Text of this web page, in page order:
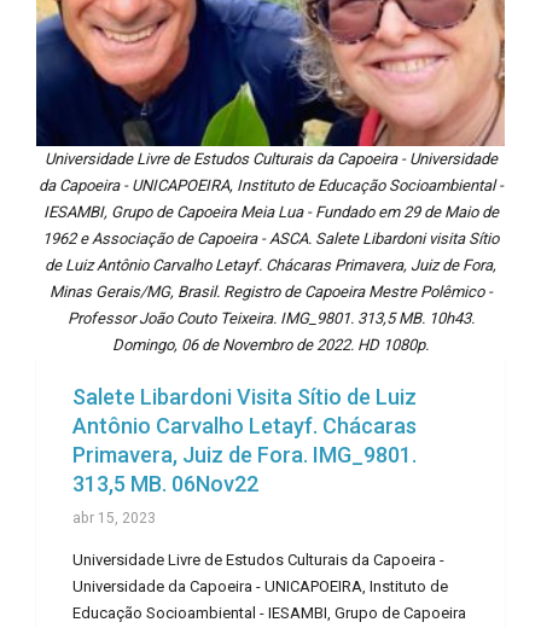
Universidade Livre de Estudos Culturais da Capoeira - Universidade
da Capoeira - UNICAPOEIRA, Instituto de Educação Socioambiental -
IESAMBI, Grupo de Capoeira Meia Lua - Fundado em 29 de Maio de
1962 e Associação de Capoeira - ASCA. Salete Libardoni visita Sítio
de Luiz Antônio Carvalho Letayf. Chácaras Primavera, Juiz de Fora,
Minas Gerais/MG, Brasil. Registro de Capoeira Mestre Polêmico -
Professor João Couto Teixeira. IMG_9801. 313,5 MB. 10h43.
Domingo, 06 de Novembro de 2022. HD 1080p.
Salete Libardoni Visita Sítio de Luiz
Antônio Carvalho Letayf. Chácaras
Primavera, Juiz de Fora. IMG_9801.
313,5 MB. 06Nov22
abr 15, 2023
Universidade Livre de Estudos Culturais da Capoeira -
Universidade da Capoeira - UNICAPOEIRA, Instituto de
Educação Socioambiental - IESAMBI, Grupo de Capoeira